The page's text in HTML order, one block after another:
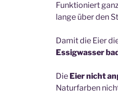
Funktioniert
lange über den
Damit die Eier
Essigwasser
Die Eier nicht
Naturfarben